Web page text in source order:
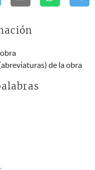
de la obra